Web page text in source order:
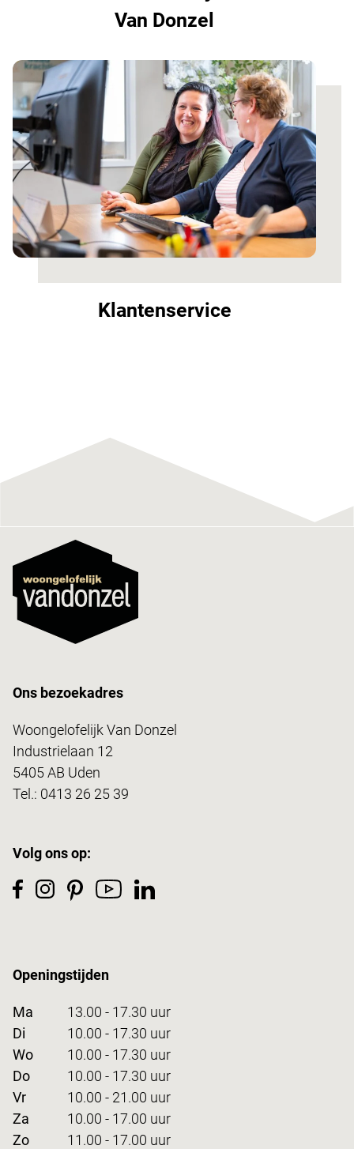
Van Donzel
Klantenservice
Ons bezoekadres
Woongelofelijk Van Donzel
Industrielaan 12
5405 AB Uden
Tel.: 0413 26 25 39
Volg ons op:
Openingstijden
Ma
13.00 - 17.30 uur
Di
10.00 - 17.30 uur
Wo
10.00 - 17.30 uur
Do
10.00 - 17.30 uur
Vr
10.00 - 21.00 uur
Za
10.00 - 17.00 uur
Zo
11.00 - 17.00 uur